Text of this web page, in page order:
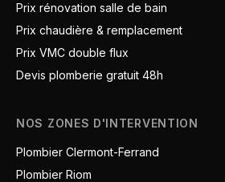
Prix rénovation salle de bain
Prix chaudière & remplacement
Prix VMC double flux
Devis plomberie gratuit 48h
NOS ZONES D'INTERVENTION
Plombier Clermont-Ferrand
Plombier Riom